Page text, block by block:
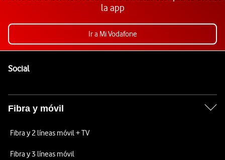
la app
Ir a Mi Vodafone
SocialEnlaces a las redes sociales de Vodafone
Fibra y móvil
Fibra y 2 líneas móvil + TV
Fibra y 3 líneas móvil